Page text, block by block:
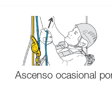
Ascenso ocasional